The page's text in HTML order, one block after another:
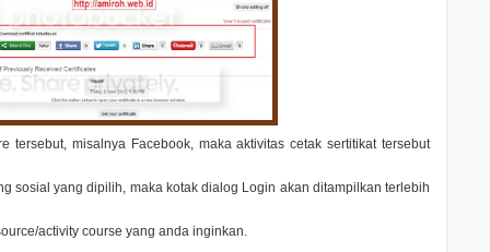
tersebut, misalnya Facebook, maka aktivitas cetak sertitikat tersebut
sosial yang dipilih, maka kotak dialog Login akan ditampilkan terlebih
activity course yang anda inginkan.